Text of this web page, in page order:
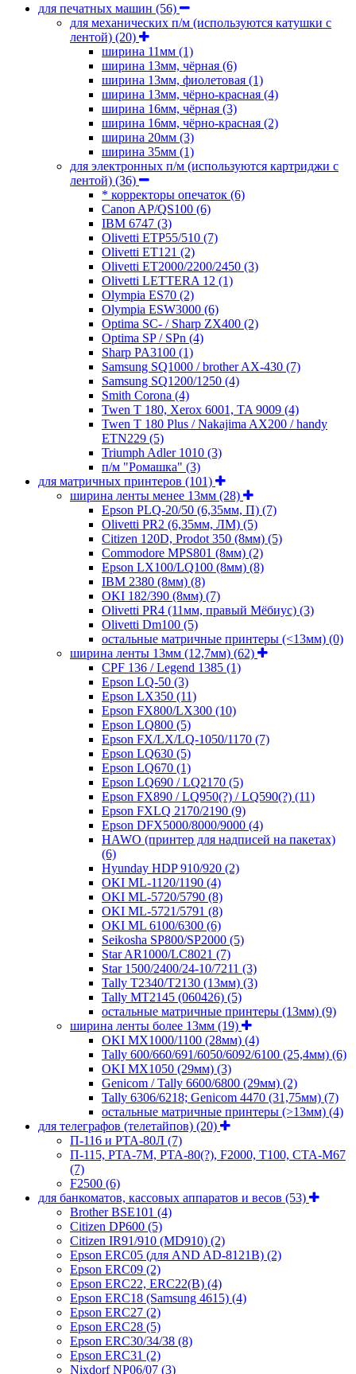
для печатных машин (56)
для механических п/м (используются катушки с
лентой) (20)
ширина 11мм (1)
ширина 13мм, чёрная (6)
ширина 13мм, фиолетовая (1)
ширина 13мм, чёрно-красная (4)
ширина 16мм, чёрная (3)
ширина 16мм, чёрно-красная (2)
ширина 20мм (3)
ширина 35мм (1)
для электронных п/м (используются картриджи с
лентой) (36)
* корректоры опечаток (6)
Canon AP/QS100 (6)
IBM 6747 (3)
Olivetti ETP55/510 (7)
Olivetti ET121 (2)
Olivetti ET2000/2200/2450 (3)
Olivetti LETTERA 12 (1)
Olympia ES70 (2)
Olympia ESW3000 (6)
Optima SC- / Sharp ZX400 (2)
Optima SP / SPn (4)
Sharp PA3100 (1)
Samsung SQ1000 / brother AX-430 (7)
Samsung SQ1200/1250 (4)
Smith Corona (4)
Twen T 180, Xerox 6001, TA 9009 (4)
Twen T 180 Plus / Nakajima AX200 / handy
ETN229 (5)
Triumph Adler 1010 (3)
п/м "Ромашка" (3)
для матричных принтеров (101)
ширина ленты менее 13мм (28)
Epson PLQ-20/50 (6,35мм, П) (7)
Olivetti PR2 (6,35мм, ЛМ) (5)
Citizen 120D, Prodot 350 (8мм) (5)
Commodore MPS801 (8мм) (2)
Epson LX100/LQ100 (8мм) (8)
IBM 2380 (8мм) (8)
OKI 182/390 (8мм) (7)
Olivetti PR4 (11мм, правый Мёбиус) (3)
Olivetti Dm100 (5)
остальные матричные принтеры (<13мм) (0)
ширина ленты 13мм (12,7мм) (62)
CPF 136 / Legend 1385 (1)
Epson LQ-50 (3)
Epson LX350 (11)
Epson FX800/LX300 (10)
Epson LQ800 (5)
Epson FX/LX/LQ-1050/1170 (7)
Epson LQ630 (5)
Epson LQ670 (1)
Epson LQ690 / LQ2170 (5)
Epson FX890 / LQ950(?) / LQ590(?) (11)
Epson FXLQ 2170/2190 (9)
Epson DFX5000/8000/9000 (4)
HAWO (принтер для надписей на пакетах)
(6)
Hyunday HDP 910/920 (2)
OKI ML-1120/1190 (4)
OKI ML-5720/5790 (8)
OKI ML-5721/5791 (8)
OKI ML 6100/6300 (6)
Seikosha SP800/SP2000 (5)
Star AR1000/LC8021 (7)
Star 1500/2400/24-10/7211 (3)
Tally T2340/T2130 (13мм) (3)
Tally MT2145 (060426) (5)
остальные матричные принтеры (13мм) (9)
ширина ленты более 13мм (19)
OKI MX1000/1100 (28мм) (4)
Tally 600/660/691/6050/6092/6100 (25,4мм) (6)
OKI MX1050 (29мм) (3)
Genicom / Tally 6600/6800 (29мм) (2)
Tally 6306/6218; Genicom 4470 (31,75мм) (7)
остальные матричные принтеры (>13мм) (4)
для телеграфов (телетайпов) (20)
П-116 и РТА-80Л (7)
П-115, РТА-7М, РТА-80(?), F2000, T100, СТА-М67
(7)
F2500 (6)
для банкоматов, кассовых аппаратов и весов (53)
Brother BSE101 (4)
Citizen DP600 (5)
Citizen IR91/910 (MD910) (2)
Epson ERC05 (для AND AD-8121B) (2)
Epson ERC09 (2)
Epson ERC22, ERC22(B) (4)
Epson ERC18 (Samsung 4615) (4)
Epson ERC27 (2)
Epson ERC28 (5)
Epson ERC30/34/38 (8)
Epson ERC31 (2)
Nixdorf NP06/07 (3)